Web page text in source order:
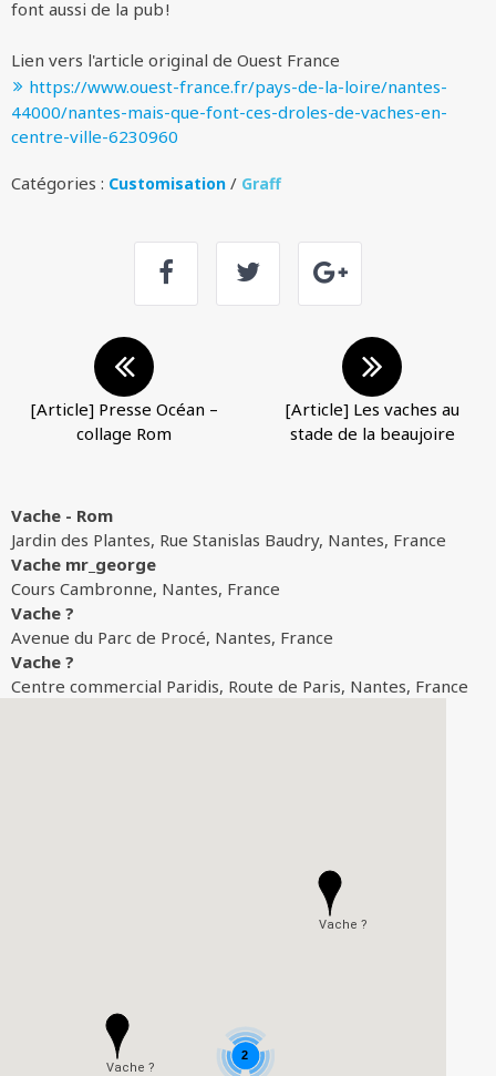
font aussi de la pub !
Lien vers l'article original de Ouest France
https://www.ouest-france.fr/pays-de-la-loire/nantes-
44000/nantes-mais-que-font-ces-droles-de-vaches-en-
centre-ville-6230960
Catégories : Customisation / Graff
[Article] Presse Océan –
collage Rom
[Article] Les vaches au
stade de la beaujoire
Vache - Rom
Jardin des Plantes, Rue Stanislas Baudry, Nantes, France
Vache mr_george
Cours Cambronne, Nantes, France
Vache ?
Avenue du Parc de Procé, Nantes, France
Vache ?
Centre commercial Paridis, Route de Paris, Nantes, France
Vache ?
Vache ?
2